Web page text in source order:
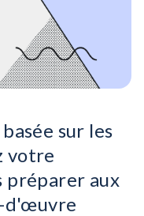
sur les
votre
préparer aux
d'œuvre